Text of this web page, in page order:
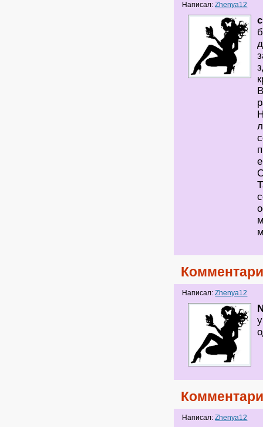
Написал:Zhenya12
Написал:Zhenya12
Написал:Zhenya12